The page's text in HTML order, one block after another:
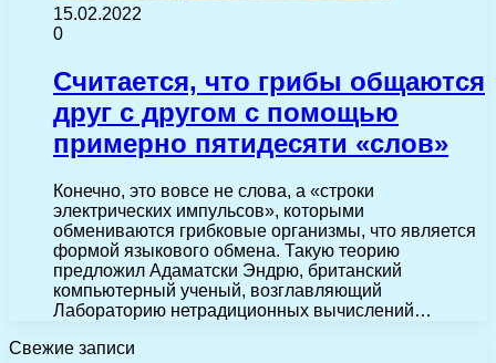
15.02.2022
0
Считается, что грибы общаются
друг с другом с помощью
примерно пятидесяти «слов»
Конечно, это вовсе не слова, а «строки
электрических импульсов», которыми
обмениваются грибковые организмы, что является
формой языкового обмена. Такую теорию
предложил Адаматски Эндрю, британский
компьютерный ученый, возглавляющий
Лабораторию нетрадиционных вычислений…
Свежие записи